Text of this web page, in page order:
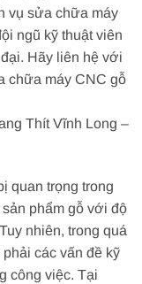
vụ sửa chữa máy
ngũ kỹ thuật viên
Hãy liên hệ với
chữa máy CNC gỗ
Thít Vĩnh Long –
quan trọng trong
phẩm gỗ với độ
nhiên, trong quá
các vấn đề kỹ
công việc. Tại